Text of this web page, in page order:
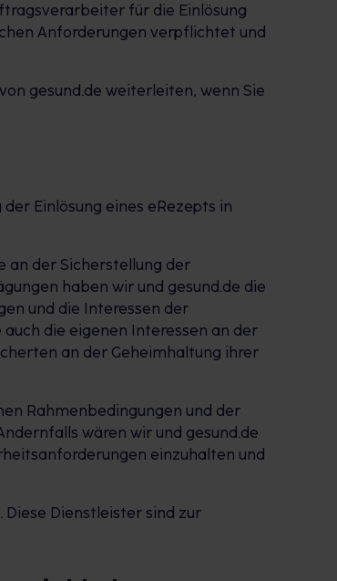
für die Einlösung
Anforderungen verpflichtet und
gesund.de weiterleiten, wenn Sie
Einlösung eines eRezepts in
an der Sicherstellung der
haben wir und gesund.de die
und die Interessen der
die eigenen Interessen an der
an der Geheimhaltung ihrer
Rahmenbedingungen und der
wären wir und gesund.de
einzuhalten und
Dienstleister sind zur